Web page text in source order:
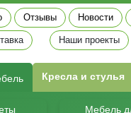
Отзывы Новости
Наши проекты
Кресла и стулья
Мебель